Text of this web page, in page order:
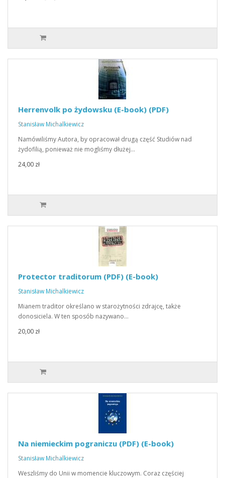
Herrenvolk po żydowsku (E-book) (PDF)
Stanisław Michalkiewicz
Namówiliśmy Autora, by opracował drugą część Studiów nad
żydofilią, ponieważ nie mogliśmy dłużej…
24,00 zł
Protector traditorum (PDF) (E-book)
Stanisław Michalkiewicz
Mianem traditor określano w starożytności zdrajcę, także
donosiciela. W ten sposób nazywano…
20,00 zł
Na niemieckim pograniczu (PDF) (E-book)
Stanisław Michalkiewicz
Weszliśmy do Unii w momencie kluczowym. Coraz częściej